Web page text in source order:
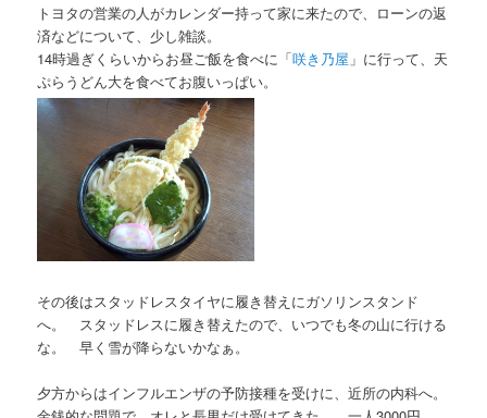
トヨタの営業の人がカレンダー持って家に来たので、ローンの返
済などについて、少し雑談。
14時過ぎくらいからお昼ご飯を食べに「咲き乃屋 」に行って、天
ぷらうどん大を食べてお腹いっぱい。
その後はスタッドレスタイヤに履き替えにガソリンスタンド
へ。 スタッドレスに履き替えたので、いつでも冬の山に行ける
な。 早く雪が降らないかなぁ。
夕方からはインフルエンザの予防接種を受けに、近所の内科へ。